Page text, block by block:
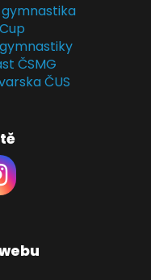
ČSMG
ČUS